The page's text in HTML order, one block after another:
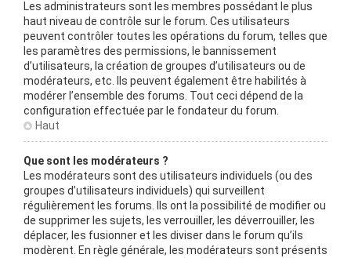
Les administrateurs sont les membres possédant le plus
haut niveau de contrôle sur le forum. Ces utilisateurs
peuvent contrôler toutes les opérations du forum, telles que
les paramètres des permissions, le bannissement
d’utilisateurs, la création de groupes d’utilisateurs ou de
modérateurs, etc. Ils peuvent également être habilités à
modérer l’ensemble des forums. Tout ceci dépend de la
configuration effectuée par le fondateur du forum.
Haut
Que sont les modérateurs ?
Les modérateurs sont des utilisateurs individuels (ou des
groupes d’utilisateurs individuels) qui surveillent
régulièrement les forums. Ils ont la possibilité de modifier ou
de supprimer les sujets, les verrouiller, les déverrouiller, les
déplacer, les fusionner et les diviser dans le forum qu’ils
modèrent. En règle générale, les modérateurs sont présents